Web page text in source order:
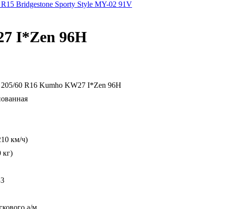
Bridgestone Sporty Style MY-02 91V
I*Zen 96H
60 R16 Kumho KW27 I*Zen 96H
км/ч)
кг)